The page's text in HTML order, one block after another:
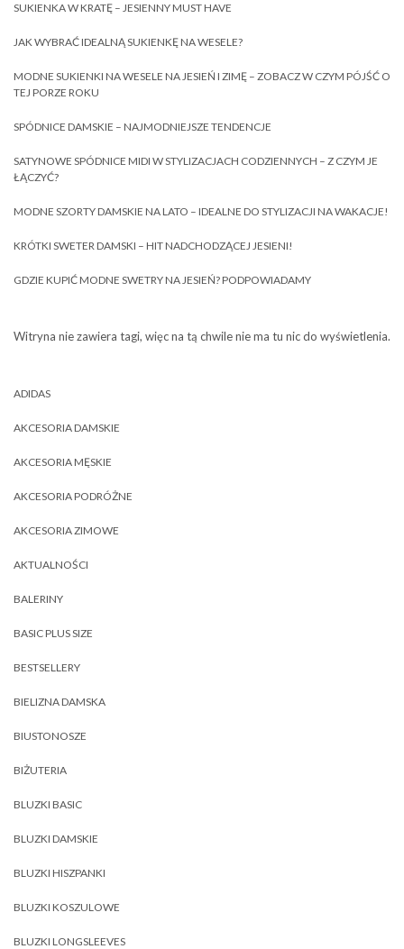
SUKIENKA W KRATĘ – JESIENNY MUST HAVE
JAK WYBRAĆ IDEALNĄ SUKIENKĘ NA WESELE?
MODNE SUKIENKI NA WESELE NA JESIEŃ I ZIMĘ – ZOBACZ W CZYM PÓJŚĆ O
TEJ PORZE ROKU
SPÓDNICE DAMSKIE – NAJMODNIEJSZE TENDENCJE
SATYNOWE SPÓDNICE MIDI W STYLIZACJACH CODZIENNYCH – Z CZYM JE
ŁĄCZYĆ?
MODNE SZORTY DAMSKIE NA LATO – IDEALNE DO STYLIZACJI NA WAKACJE!
KRÓTKI SWETER DAMSKI – HIT NADCHODZĄCEJ JESIENI!
GDZIE KUPIĆ MODNE SWETRY NA JESIEŃ? PODPOWIADAMY
Witryna nie zawiera tagi, więc na tą chwile nie ma tu nic do wyświetlenia.
ADIDAS
AKCESORIA DAMSKIE
AKCESORIA MĘSKIE
AKCESORIA PODRÓŻNE
AKCESORIA ZIMOWE
AKTUALNOŚCI
BALERINY
BASIC PLUS SIZE
BESTSELLERY
BIELIZNA DAMSKA
BIUSTONOSZE
BIŻUTERIA
BLUZKI BASIC
BLUZKI DAMSKIE
BLUZKI HISZPANKI
BLUZKI KOSZULOWE
BLUZKI LONGSLEEVES